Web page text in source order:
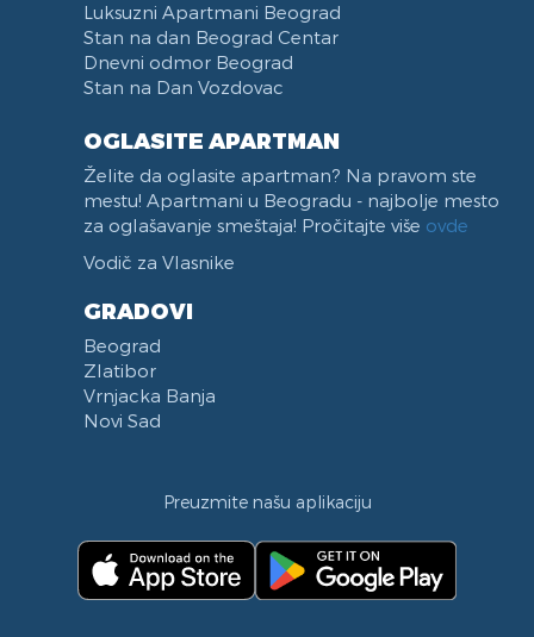
Luksuzni Apartmani Beograd
Stan na dan Beograd Centar
Dnevni odmor Beograd
Stan na Dan Vozdovac
OGLASITE APARTMAN
Želite da oglasite apartman? Na pravom ste
mestu! Apartmani u Beogradu - najbolje mesto
za oglašavanje smeštaja! Pročitajte više ovde
Vodič za Vlasnike
GRADOVI
Beograd
Zlatibor
Vrnjacka Banja
Novi Sad
Preuzmite našu aplikaciju